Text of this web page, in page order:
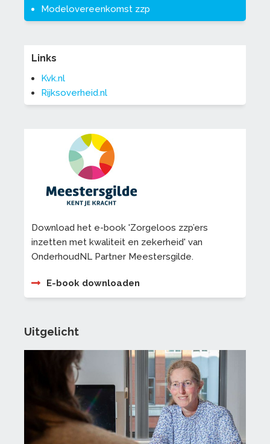
Modelovereenkomst zzp
Links
Kvk.nl
Rijksoverheid.nl
Download het e-book 'Zorgeloos zzp’ers
inzetten met kwaliteit en zekerheid' van
OnderhoudNL Partner Meestersgilde.
E-book downloaden
Uitgelicht